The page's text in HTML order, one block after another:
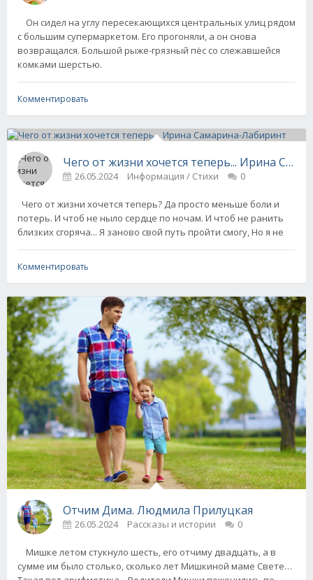
Он сидел на углу пересекающихся центральных улиц рядом
с большим супермаркетом. Его прогоняли, а он снова
возвращался. Большой рыже-грязный пёс со слежавшейся
комками шерстью.
Комментировать
Чего от жизни хочется теперь... Ирина
26.05.2024 Информация / Стихи 0
Чего от жизни хочется теперь? Да просто меньше боли и
потерь. И чтоб не ныло сердце по ночам. И чтоб не ранить
близких сгоряча... Я заново свой путь пройти смогу, Но я не
Комментировать
Отчим Дима. Людмила Прилуцкая
26.05.2024 Рассказы и истории 0
Мишке летом стукнуло шесть, его отчиму двадцать, а в
сумме им было столько, сколько лет Мишкиной маме Свете…